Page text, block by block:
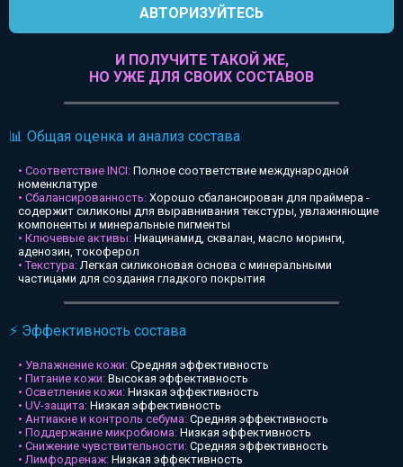
АВТОРИЗУЙТЕСЬ
И ПОЛУЧИТЕ ТАКОЙ ЖЕ,
НО УЖЕ ДЛЯ СВОИХ СОСТАВОВ
📊 Общая оценка и анализ состава
• Соответствие INCI: Полное соответствие международной
номенклатуре
• Сбалансированность: Хорошо сбалансирован для праймера -
содержит силиконы для выравнивания текстуры, увлажняющие
компоненты и минеральные пигменты
• Ключевые активы: Ниацинамид, сквалан, масло моринги,
аденозин, токоферол
• Текстура:Легкая силиконовая основа с минеральными
частицами для создания гладкого покрытия
⚡ Эффективность состава
• Увлажнение кожи: Средняя эффективность
• Питание кожи: Высокая эффективность
• Осветление кожи: Низкая эффективность
• UV-защита: Низкая эффективность
• Антиакне и контроль себума: Средняя эффективность
• Поддержание микробиома: Низкая эффективность
• Снижение чувствительности: Средняя эффективность
• Лимфодренаж: Низкая эффективность